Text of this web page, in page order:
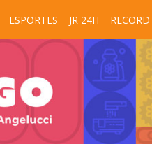
ESPORTES JR 24H RECORD